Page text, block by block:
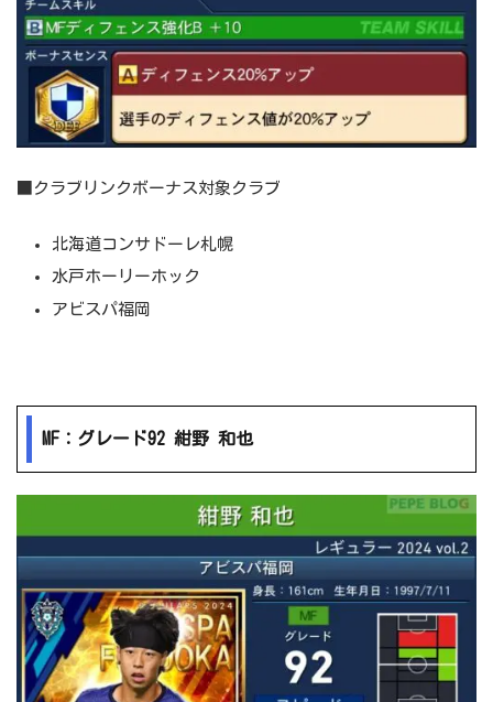
■クラブリンクボーナス対象クラブ
北海道コンサドーレ札幌
水戸ホーリーホック
アビスパ福岡
MF：グレード92 紺野 和也